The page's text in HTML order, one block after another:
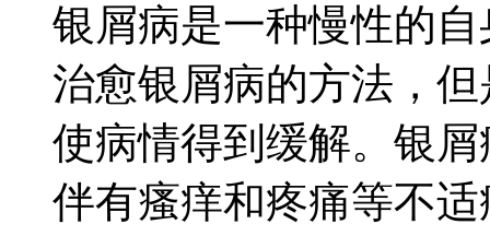
银屑病是一种慢性的
治愈银屑病的方法，
使病情得到缓解。银
伴有瘙痒和疼痛等不